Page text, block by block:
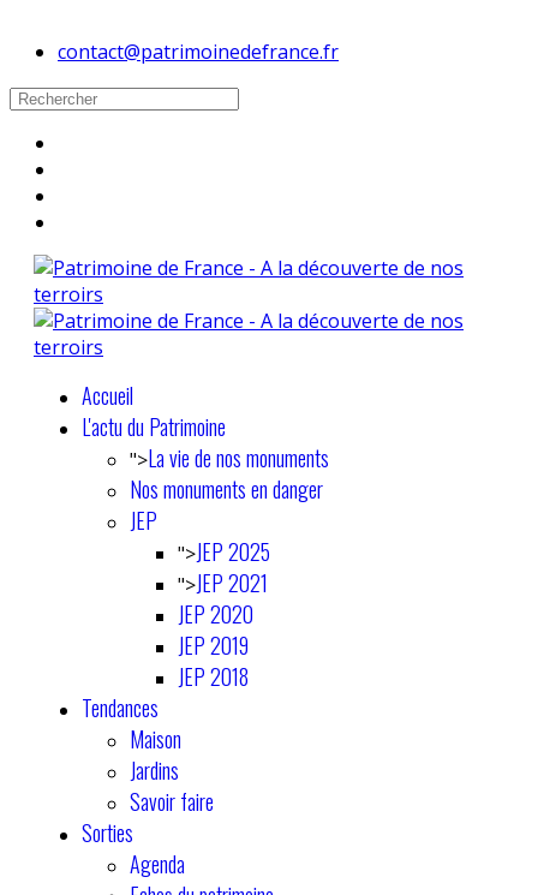
contact@patrimoinedefrance.fr
Accueil
L'actu du Patrimoine
">La vie de nos monuments
Nos monuments en danger
JEP
">JEP 2025
">JEP 2021
JEP 2020
JEP 2019
JEP 2018
Tendances
Maison
Jardins
Savoir faire
Sorties
Agenda